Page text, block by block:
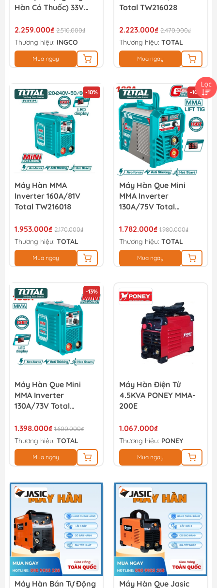
Hàn Có Thuốc) 33V
2.259.000₫ 2.510.000₫
Thương hiệu: INGCO
Mua ngay
Total TW216028
2.223.000₫ 2.470.000₫
Thương hiệu: TOTAL
Mua ngay
-10%
Máy Hàn MMA
Inverter 160A/81V
Total TW216018
1.953.000₫ 2.170.000₫
Thương hiệu: TOTAL
Mua ngay
-10%
Máy Hàn Que Mini
MMA Inverter
130A/75V Total
1.782.000₫ 1.980.000₫
Thương hiệu: TOTAL
Mua ngay
-13%
Máy Hàn Que Mini
MMA Inverter
130A/73V Total
1.398.000₫ 1.600.000₫
Thương hiệu: TOTAL
Mua ngay
Máy Hàn Điện Tử
4.5KVA PONEY MMA-
200E
1.067.000₫
Thương hiệu: PONEY
Mua ngay
Máy Hàn Bán Tự Động
Máy Hàn Que Jasic